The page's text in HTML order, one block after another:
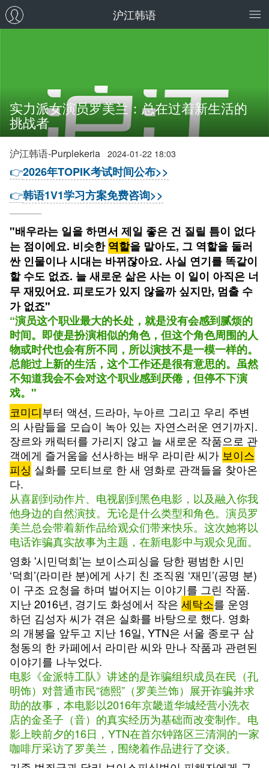
沪江韩语
实力派女演员罗美兰：总在过着新生活的
挑战者
沪江韩语-Purplekeria 2024-01-22 18:03
👉2026年TOPIK考试时间公布>>
👉韩语1V1学习方案免费咨询>>
"배우라는 일을 하면서 제일 좋은 건 질릴 틈이 없다
는 점이에요. 비슷한역할을 맡아도, 그 역할을 둘러
싼 인물이나 시대는 바뀌잖아요. 사실 연기를 똑같이
할 수도 없죠. 늘 새로운 삶은 사는 이 일이 아직은 너
무 재밌어요. 피로도가 있지 않을까 싶지만, 멈출 수
가 없죠"
“演员这个职业最大的长处，就是没有会感到腻烦的
时间。即使是扮演相似的角色，但这个角色周围的人
物或时代也会有所不同，所以演技不是一模一样的。
总能过上新的生活，这个工作还是很有意思的。虽然
不知道我会不会对这个职业感到厌倦，但停不下演
戏。"
코미디부터 액션, 드라마, 누아르 그리고 우리 주변
의 사람들을 모습이 녹아 있는 자연스러운 연기까지.
장르와 캐릭터를 가리지 않고 늘 새로운 작품으로 관
객에게 즐거움을 선사하는 배우 라미란 씨가 보이스
피싱 실화를 모티브로 한 새 영화로 관객들을 찾아온
다.
从喜剧到动作片、电视剧到黑色电影，以及融入你我
他身边的自然演技。无论是什么类型和角色。演员罗
美兰总会带着新作品给观众们带来快乐。这次她将以
电话诈骗真实故事为主题，在新电影中与观众见面。
영화 '시민덕희'는 보이스피싱을 당한 평범한 시민
‘덕희’(라미란 분)에게 사기 친 조직원 ‘재민’(공명 분)
이 구조 요청을 하며 벌어지는 이야기를 그린 작품.
지난 2016년, 경기도 화성에서 작은 세탁소를 운영
하던 김성자 씨가 겪은 실화를 바탕으로 했다. 영화
의 개봉을 앞두고 지난 16일, YTN은 서울 종로구 삼
청동의 한 카페에서 라미란 씨와 만나 작품과 관련된
이야기를 나누었다.
电影《金派特工队》讲述的是诈骗组织成员在民（孔
明饰）对普通市民“德熙”（罗美兰饰）展开诈骗并求
助的故事，本电影以2016年京畿道华城经营小洗衣
店的金圣子（音）的真实经历为基础而改变制作。电
影上映前夕的16日，YTN在首尔钟路区三清洞的一家
咖啡厅采访了罗美兰，围绕着作品进行了交谈。